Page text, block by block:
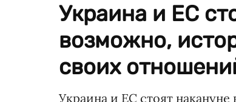
Украина и ЕС
возможно,
своих
Украина и ЕС стоят